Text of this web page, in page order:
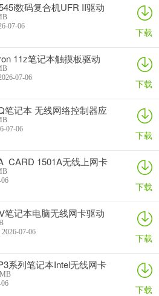
数码复合机UFR II驱动
07-06 下载
11z笔记本触摸板驱动
07-06 下载
笔记本 无线网络控制器应
07-06 下载
1501A无线上网卡
下载
笔记本电脑无线网卡驱动
2026-07-06 下载
系列笔记本Intel无线网卡
下载